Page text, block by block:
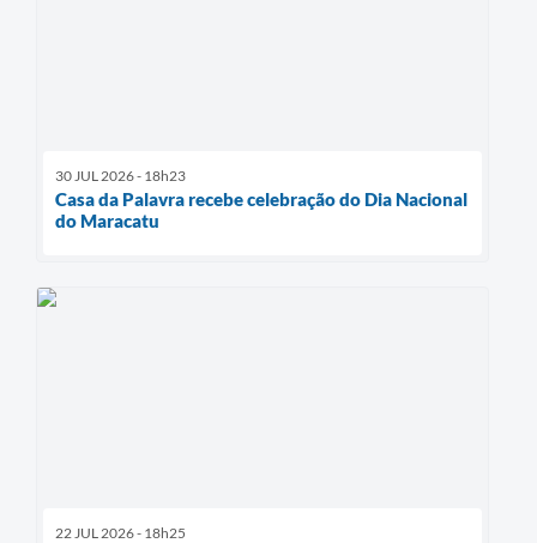
30 JUL 2026 - 18h23
Casa da Palavra recebe celebração do Dia Nacional
do Maracatu
22 JUL 2026 - 18h25